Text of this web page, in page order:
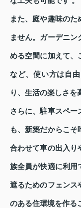
また、庭や趣味の
ません。ガーデニ
める空間に加えて、
など、使い方は自
り、生活の楽しさを
さらに、駐車スペー
も、新築だからこそ
合わせて車の出入り
族全員が快適に利用
遮るためのフェンス
のある住環境を作る